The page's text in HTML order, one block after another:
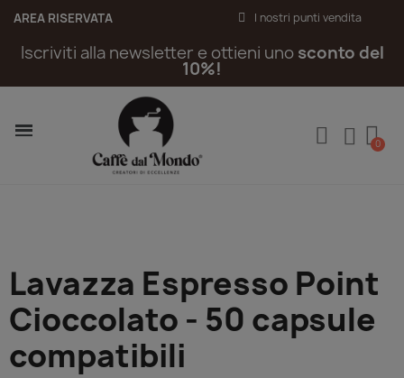
AREA RISERVATA I nostri punti vendita
Iscriviti alla newsletter e ottieni unosconto del
10%!
Lavazza Espresso Point
Cioccolato - 50 capsule
compatibili